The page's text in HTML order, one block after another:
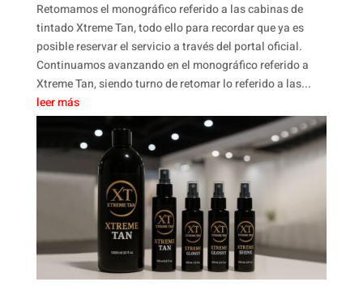
Retomamos el monográfico referido a las cabinas de
tintado Xtreme Tan, todo ello para recordar que ya es
posible reservar el servicio a través del portal oficial.
Continuamos avanzando en el monográfico referido a
Xtreme Tan, siendo turno de retomar lo referido a las...
leer más